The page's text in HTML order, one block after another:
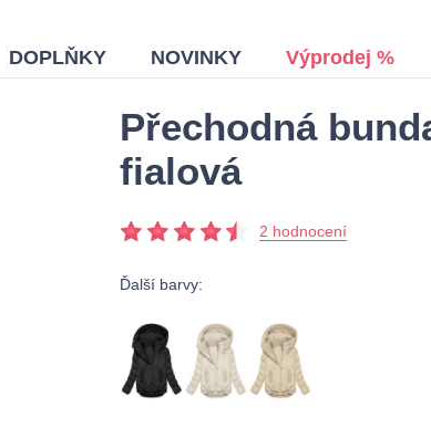
DOPLŇKY NOVINKY Výprodej %
Přechodná
fialová
2 hodnocení
Ďalší barvy: